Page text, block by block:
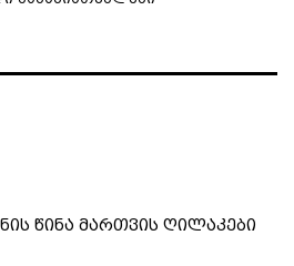
წინა მართვის ღილაკები